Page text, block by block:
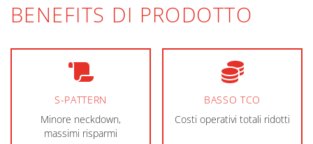
BENEFITS DI PRODOTTO
S-PATTERN
Minore neckdown,
massimi risparmi
BASSO TCO
Costi operativi totali ridotti